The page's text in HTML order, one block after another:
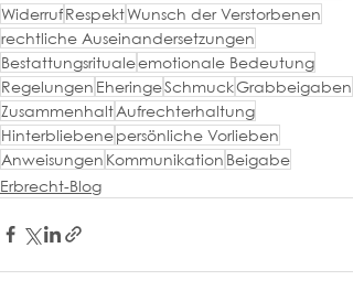
WiderrufRespektWunsch der Verstorbenen
rechtliche Auseinandersetzungen
Bestattungsritualeemotionale Bedeutung
Regelungen EheringeSchmuckGrabbeigaben
ZusammenhaltAufrechterhaltung
Hinterbliebenepersönliche Vorlieben
Anweisungen Kommunikation Beigabe
Erbrecht-Blog